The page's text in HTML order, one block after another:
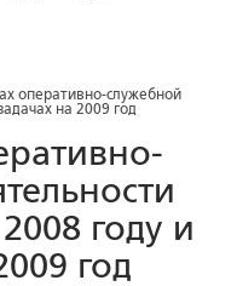
оперативно-служебной
на 2009 год
году и
год